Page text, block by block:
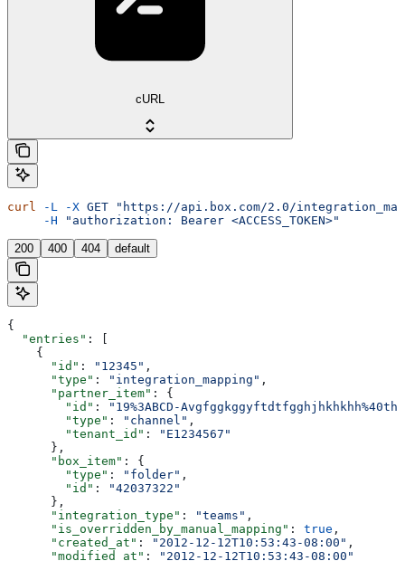
cURL
curl -L -X GET "https://api.box.com/2.0/
     -H
"authorization: Bearer <ACCESS_TOKEN>"
200 400 404 default
{
  "entries"
: [
    {
      "id"
: "12345" ,
      "type"
: "integration_mapping" ,
      "partner_item"
: {
        "id"
:
"19%3ABCD-
        "type"
: "channel" ,
        "tenant_id"
:
"E1234567"
      },
      "box_item"
: {
        "type"
: "folder" ,
        "id"
:
"42037322"
      },
      "integration_type"
: "teams" ,
      "is_overridden_by_manual_mapping"
: true ,
      "created_at"
: "2012-12-12T10:53:43-08:00" ,
      "modified_at"
:
"2012-12-12T10:53:43-08:00"